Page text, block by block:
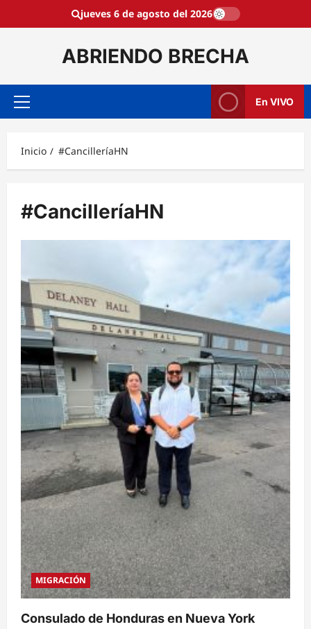
jueves 6 de agosto del 2026
ABRIENDO BRECHA
Menú
En VIVO
Inicio #CancilleríaHN
#CancilleríaHN
MIGRACIÓN
Consulado de Honduras en Nueva York